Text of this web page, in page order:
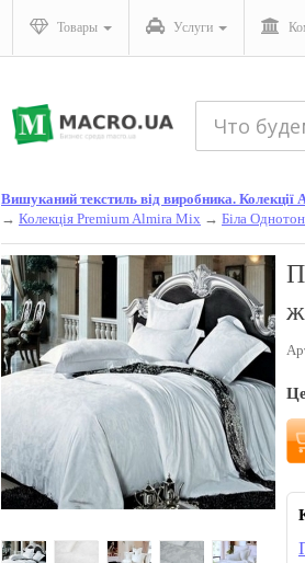
Товары Услуги
Вишуканий текстиль від виробника. Колекції
→ Колекція Premium Almira Mix → Біла